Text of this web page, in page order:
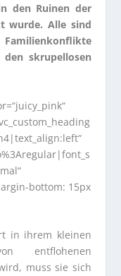
den Ruinen der
wurde. Alle sind
skrupellosen
bottom: 15px
in ihrem kleinen
entflohenen
muss sie sich